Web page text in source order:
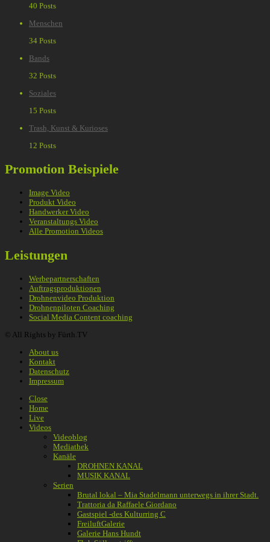
40 Posts
Menschen
34 Posts
Bands
32 Posts
Soziales
15 Posts
Trash, Kunst & Kurioses
12 Posts
Promotion Beispiele
Image Video
Produkt Video
Handwerker Video
Veranstaltungs Video
Alle Promotion Videos
Leistungen
Werbepartnerschaften
Auftragsproduktionen
Drohnenvideo Produktion
Drohnenpiloten Coaching
Social Media Content coaching
© All Rights by Fürth.TV
About us
Kontakt
Datenschutz
Impressum
Close
Home
Live
Videos
Videoblog
Mediathek
Kanäle
DROHNEN KANAL
MUSIK KANAL
Serien
Brutal lokal – Mia Stadelmann unterwegs in ihrer Stadt.
Trattoria da Raffaele Giordano
Gastspiel -des Kulturring C
FreiluftGalerie
Galerie Hans Hundt